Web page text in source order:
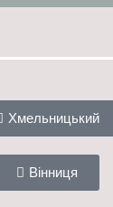
Хмельницький
Вінниця